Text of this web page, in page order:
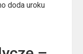
doda uroku